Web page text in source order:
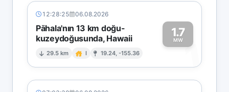
12:28:25 06.08.2026
Pāhala'nın 13 km doğu-
kuzeydoğusunda, Hawaii
29.5 km I 19.24, -155.36
1.7
MW1